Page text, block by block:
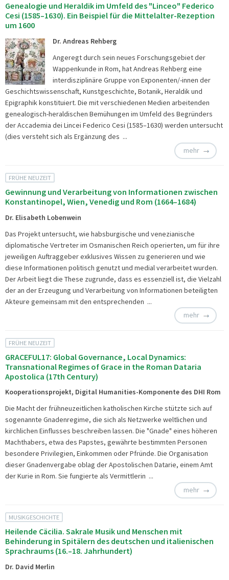
Genealogie und Heraldik im Umfeld des "Linceo" Federico
Cesi (1585–1630). Ein Beispiel für die Mittelalter-Rezeption
um 1600
Dr. Andreas Rehberg
Angeregt durch sein neues Forschungsgebiet der
Wappenkunde in Rom, hat Andreas Rehberg eine
interdisziplinäre Gruppe von Exponenten/-innen der
Geschichtswissenschaft, Kunstgeschichte, Botanik, Heraldik und
Epigraphik konstituiert. Die mit verschiedenen Medien arbeitenden
genealogisch-heraldischen Bemühungen im Umfeld des Begründers
der Accademia dei Lincei Federico Cesi (1585–1630) werden untersucht
(dies versteht sich als Ergänzung des ...
mehr
FRÜHE NEUZEIT
Gewinnung und Verarbeitung von Informationen zwischen
Konstantinopel, Wien, Venedig und Rom (1664–1684)
Dr. Elisabeth Lobenwein
Das Projekt untersucht, wie habsburgische und venezianische
diplomatische Vertreter im Osmanischen Reich operierten, um für ihre
jeweiligen Auftraggeber exklusives Wissen zu generieren und wie
diese Informationen politisch genutzt und medial verarbeitet wurden.
Der Arbeit liegt die These zugrunde, dass es essenziell ist, die Vielzahl
der an der Erzeugung und Verarbeitung von Informationen beteiligten
Akteure gemeinsam mit den entsprechenden ...
mehr
FRÜHE NEUZEIT
GRACEFUL17: Global Governance, Local Dynamics:
Transnational Regimes of Grace in the Roman Dataria
Apostolica (17th Century)
Kooperationsprojekt, Digital Humanities-Komponente des DHI Rom
Die Macht der frühneuzeitlichen katholischen Kirche stützte sich auf
sogenannte Gnadenregime, die sich als Netzwerke weltlichen und
kirchlichen Einflusses beschreiben lassen. Die "Gnade" eines höheren
Machthabers, etwa des Papstes, gewährte bestimmten Personen
besondere Privilegien, Einkommen oder Pfründe. Die Organisation
dieser Gnadenvergabe oblag der Apostolischen Datarie, einem Amt
der Kurie in Rom. Sie fungierte als Vermittlerin ...
mehr
MUSIKGESCHICHTE
Heilende Cäcilia. Sakrale Musik und Menschen mit
Behinderung in Spitälern des deutschen und italienischen
Sprachraums (16.–18. Jahrhundert)
Dr. David Merlin